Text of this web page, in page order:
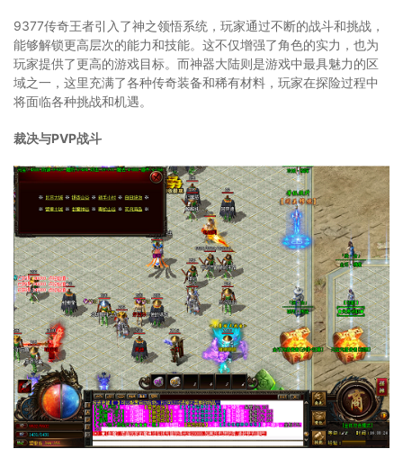
9377传奇王者引入了神之领悟系统，玩家通过不断的战斗和挑战，
能够解锁更高层次的能力和技能。这不仅增强了角色的实力，也为
玩家提供了更高的游戏目标。而神器大陆则是游戏中最具魅力的区
域之一，这里充满了各种传奇装备和稀有材料，玩家在探险过程中
将面临各种挑战和机遇。
裁决与PVP战斗